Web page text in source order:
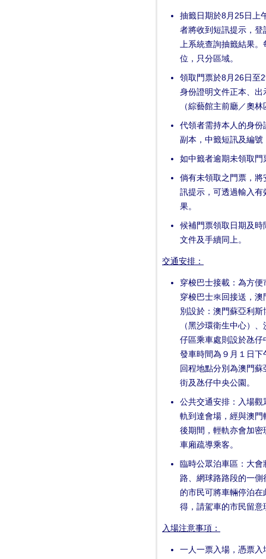
抽籤日期於8月25日上
者將收到短訊提示，
上系統查詢抽籤結果
位，只分區域。
領取門票於8月26日至
身份證明文件正本、
（綜藝館主前廳／奧
代領者需持本人的身
副本，中籤短訊及編
如中籤者逾期未領取
倘有未領取之門票，
訊提示，可透過輸入
果。
候補門票領取日期及
文件及手續同上。
交通安排：
穿梭巴士接載：為方
穿梭巴士來回接送，
別設於：澳門蘇亞利
（黑沙環衛生中心）
仔區乘車處則設於氹
發車時間為９月１日
回程地點分別為澳門
街及氹仔中央公園。
公共交通安排：入場
軌到達會場，經與澳
後期間，輕軌亦會加
車廂疏導乘客。
臨時公眾泊車區：大
路、網球路路段的一
的市民可將車輛停泊
得，請駕車的市民留
入場注意事項：
一人一票入場，憑票